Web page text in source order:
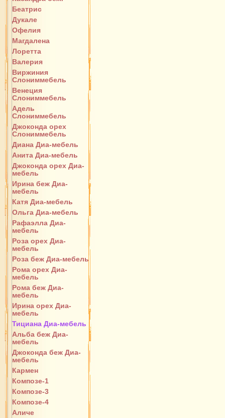
Беатрис
Дукале
Офелия
Магдалена
Лоретта
Валерия
Виржиния
Слониммебель
Венеция
Слониммебель
Адель
Слониммебель
Джоконда орех
Слониммебель
Диана Диа-мебель
Анита Диа-мебель
Джоконда орех Диа-
мебель
Ирина беж Диа-
мебель
Катя Диа-мебель
Ольга Диа-мебель
Рафаэлла Диа-
мебель
Роза орех Диа-
мебель
Роза беж Диа-мебель
Рома орех Диа-
мебель
Рома беж Диа-
мебель
Ирина орех Диа-
мебель
Тициана Диа-мебель
Альба беж Диа-
мебель
Джоконда беж Диа-
мебель
Кармен
Композе-1
Композе-3
Композе-4
Аличе